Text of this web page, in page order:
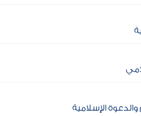
الإسلامية